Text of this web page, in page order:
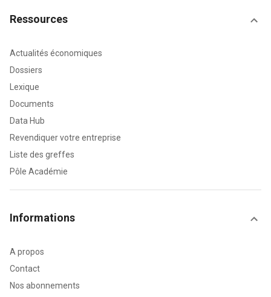
Ressources
Actualités économiques
Dossiers
Lexique
Documents
Data Hub
Revendiquer votre entreprise
Liste des greffes
Pôle Académie
Informations
A propos
Contact
Nos abonnements